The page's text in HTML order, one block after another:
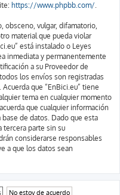
https://www.phpbb.com/.
obsceno, vulgar, difamatorio,
material que pueda violar
está instalado o Leyes
inmediata y permanentemente
a su Proveedor de
los envíos son registradas
que “EnBici.eu” tiene
tema en cualquier momento
que cualquier información
de datos. Dado que esta
tercera parte sin su
considerarse responsables
a que los datos sean